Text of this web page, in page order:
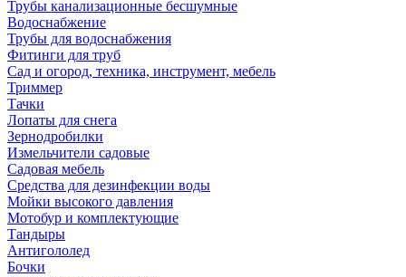
Трубы канализационные бесшумные
Водоснабжение
Трубы для водоснабжения
Фитинги для труб
Сад и огород, техника, инструмент, мебель
Триммер
Тачки
Лопаты для снега
Зернодробилки
Измельчители садовые
Садовая мебель
Средства для дезинфекции воды
Мойки высокого давления
Мотобур и комплектующие
Тандыры
Антигололед
Бочки